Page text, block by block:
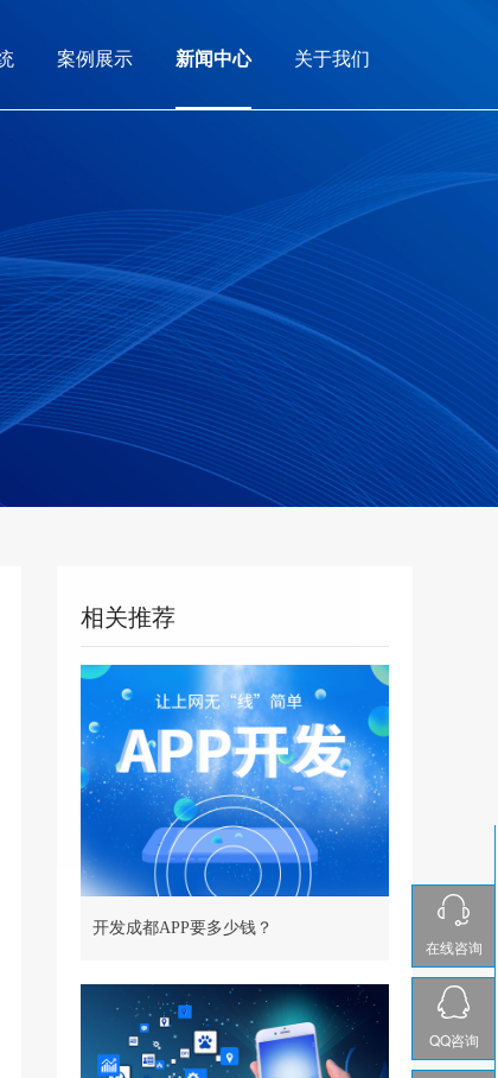
案例展示 新闻中心 关于我们
相关推荐
开发成都APP要多少钱？
在线咨询
QQ咨询